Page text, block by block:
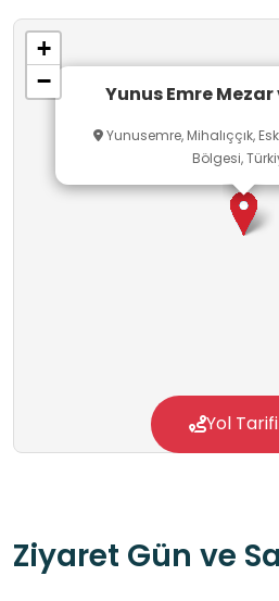
etnoğrafik eserler
ziyaret sayesinde tarihi
ve Yunus Emre'nin hayatına dair detaylı bilgiler
Yunus Emre
Yunusemre, Mihalıççık,
Bölgesi,
+
−
Yol
Ziyaret Gün ve